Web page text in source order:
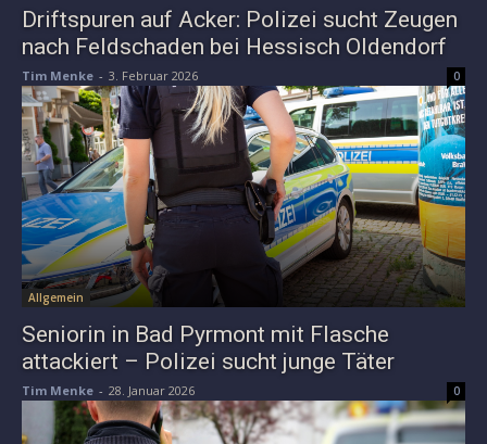
Driftspuren auf Acker: Polizei sucht Zeugen
nach Feldschaden bei Hessisch Oldendorf
Tim Menke - 3. Februar 2026 0
Allgemein
Seniorin in Bad Pyrmont mit Flasche
attackiert – Polizei sucht junge Täter
Tim Menke - 28. Januar 2026 0